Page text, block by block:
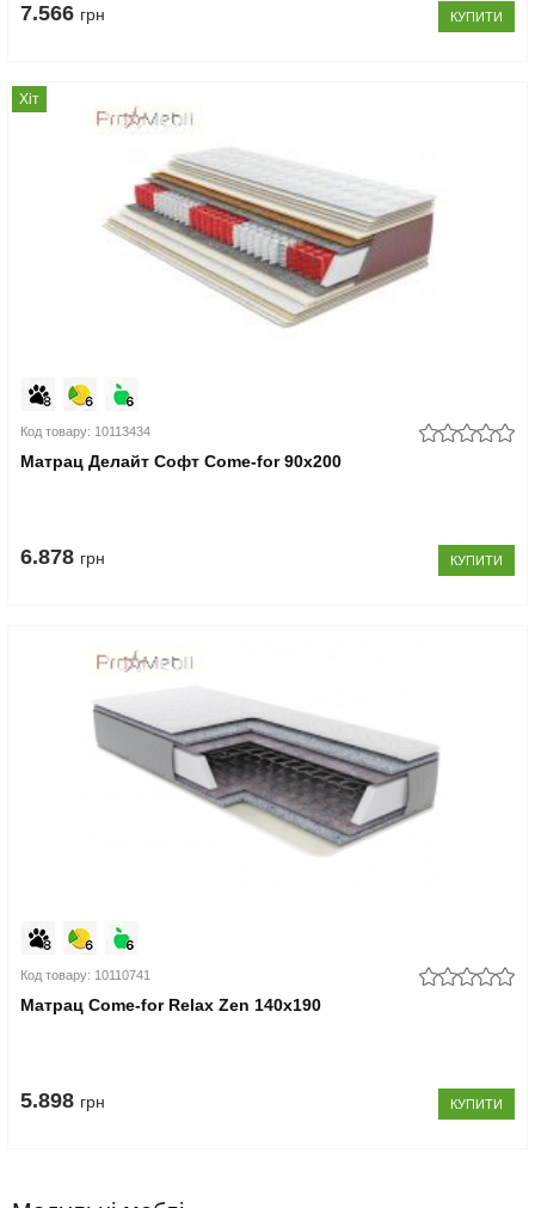
7.566 грн КУПИТИ
Хіт
Код товару: 10113434
Матрац Делайт Софт Come-for 90x200
6.878 грн КУПИТИ
Код товару: 10110741
Матрац Come-for Relax Zen 140x190
5.898 грн КУПИТИ